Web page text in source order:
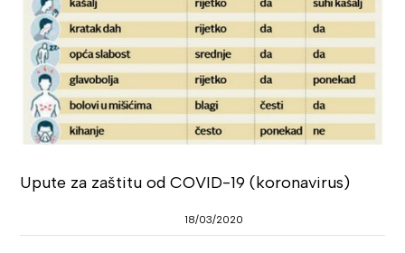
Upute za zaštitu od COVID-19 (koronavirus)
18/03/2020